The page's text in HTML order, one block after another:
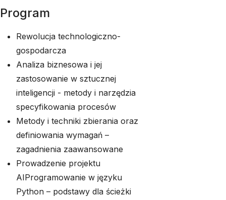
Program
Rewolucja technologiczno-
gospodarcza
Analiza biznesowa i jej
zastosowanie w sztucznej
inteligencji - metody i narzędzia
specyfikowania procesów
Metody i techniki zbierania oraz
definiowania wymagań –
zagadnienia zaawansowane
Prowadzenie projektu
AIProgramowanie w języku
Python – podstawy dla ścieżki